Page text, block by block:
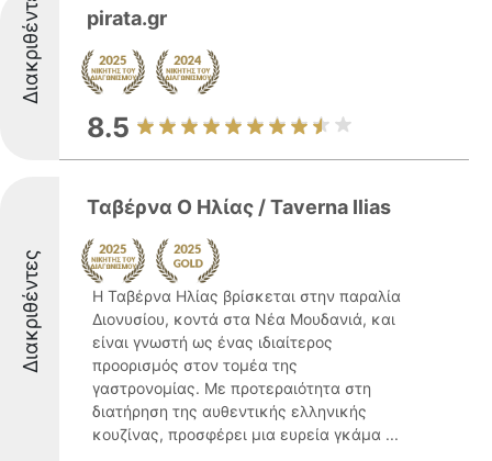
Διακριθέντες pirata.gr
8.5
Διακριθέντες
Ταβέρνα Ο Ηλίας / Taverna Ilias
Η Ταβέρνα Ηλίας βρίσκεται στην παραλία
Διονυσίου, κοντά στα Νέα Μουδανιά, και
είναι γνωστή ως ένας ιδιαίτερος
προορισμός στον τομέα της
γαστρονομίας. Με προτεραιότητα στη
διατήρηση της αυθεντικής ελληνικής
κουζίνας, προσφέρει μια ευρεία γκάμα ...